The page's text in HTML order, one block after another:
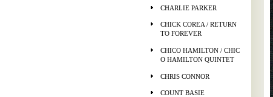
CHARLIE PARKER
CHICK COREA / RETURN
TO FOREVER
CHICO HAMILTON / CHIC
O HAMILTON QUINTET
CHRIS CONNOR
COUNT BASIE